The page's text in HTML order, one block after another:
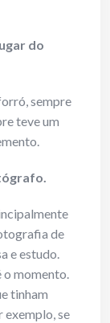
do
sempre
teve um
de
e estudo.
o momento.
tinham
exemplo, se